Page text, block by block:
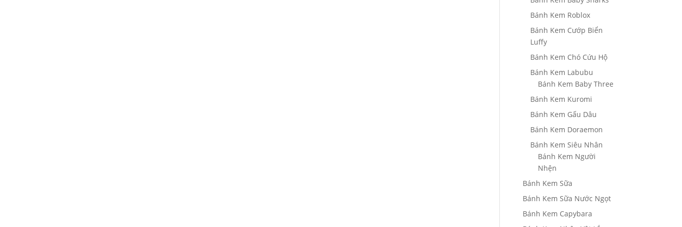
Bánh Kem Roblox
Bánh Kem Cướp Biển
Luffy
Bánh Kem Chó Cứu Hộ
Bánh Kem Labubu
Bánh Kem Baby Three
Bánh Kem Kuromi
Bánh Kem Gấu Dâu
Bánh Kem Doraemon
Bánh Kem Siêu Nhân
Bánh Kem Người
Nhện
Bánh Kem Sữa
Bánh Kem Sữa Nước Ngọt
Bánh Kem Capybara